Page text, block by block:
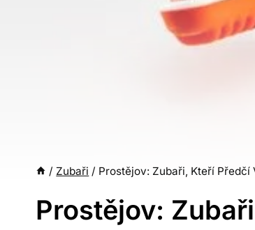
/ Zubaři / Prostějov: Zubaři, Kteří Předčí
Prostějov: